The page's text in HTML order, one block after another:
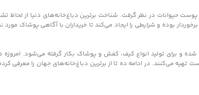
حیوانات در نظر گرفت. شناخت برترین دباغ‌خانه‌های دنیا از لحاظ
بوده و شرایطی را ایجاد می‌کند تا خریداران با آگاهی پوشاک مورد
و برای تولید انواع کیف، کفش و پوشاک بکار گرفته می‌شود. امروزه
می‌کنند. در ادامه ده تا از برترین دباغ‌خانه‌های جهان را معرفی کرده